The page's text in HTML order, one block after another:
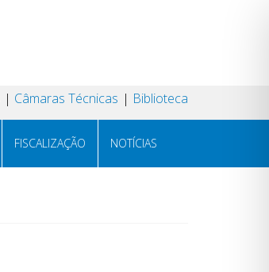
Câmaras Técnicas Biblioteca
FISCALIZAÇÃO NOTÍCIAS